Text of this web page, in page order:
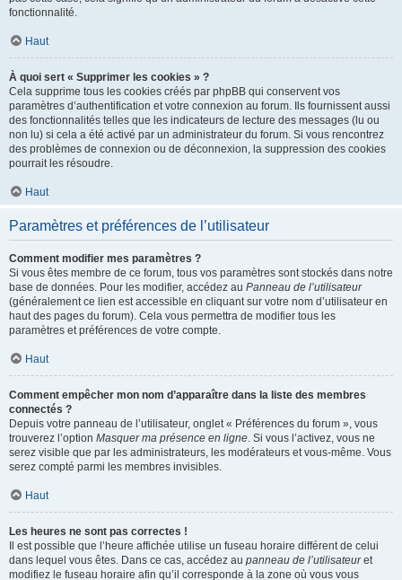
fonctionnalité.
Haut
À quoi sert « Supprimer les cookies » ?
Cela supprime tous les cookies créés par phpBB qui conservent vos
paramètres d’authentification et votre connexion au forum. Ils fournissent aussi
des fonctionnalités telles que les indicateurs de lecture des messages (lu ou
non lu) si cela a été activé par un administrateur du forum. Si vous rencontrez
des problèmes de connexion ou de déconnexion, la suppression des cookies
pourrait les résoudre.
Haut
Paramètres et préférences de l’utilisateur
Comment modifier mes paramètres ?
Si vous êtes membre de ce forum, tous vos paramètres sont stockés dans notre
base de données. Pour les modifier, accédez au Panneau de l’utilisateur
(généralement ce lien est accessible en cliquant sur votre nom d’utilisateur en
haut des pages du forum). Cela vous permettra de modifier tous les
paramètres et préférences de votre compte.
Haut
Comment empêcher mon nom d’apparaître dans la liste des membres
connectés ?
Depuis votre panneau de l’utilisateur, onglet « Préférences du forum », vous
trouverez l’option Masquer ma présence en ligne. Si vous l’activez, vous ne
serez visible que par les administrateurs, les modérateurs et vous-même. Vous
serez compté parmi les membres invisibles.
Haut
Les heures ne sont pas correctes !
Il est possible que l’heure affichée utilise un fuseau horaire différent de celui
dans lequel vous êtes. Dans ce cas, accédez au panneau de l’utilisateuret
modifiez le fuseau horaire afin qu’il corresponde à la zone où vous vous